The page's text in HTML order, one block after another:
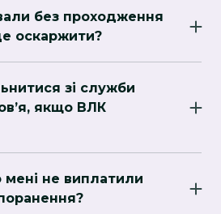
без проходження
оскаржити?
повторне
за потреби, звернутися
зі служби
якщо ВЛК
до суду. Допомагаємо
рішення.
мені не виплатили